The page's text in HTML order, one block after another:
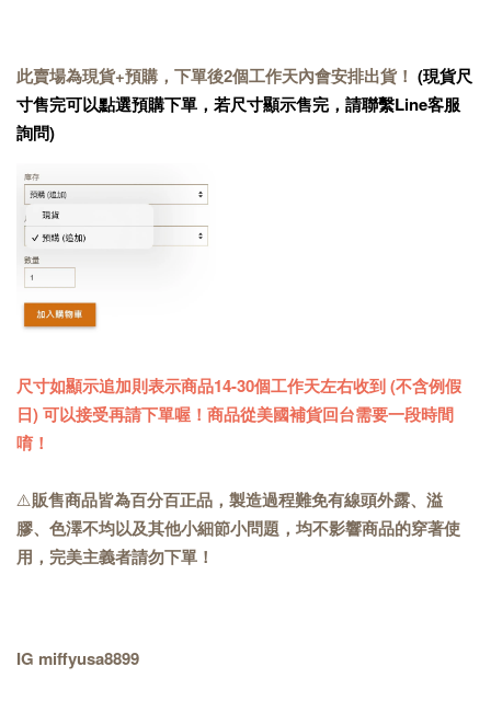
此賣場為現貨+預購，下單後2個工作天內會安排出貨！ (現貨尺
寸售完可以點選預購下單，若尺寸顯示售完，請聯繫Line客服
詢問)
尺寸如顯示追加則表示商品14-30個工作天左右收到 (不含例假
日) 可以接受再請下單喔！商品從美國補貨回台需要一段時間
唷！
⚠️販售商品皆為百分百正品，製造過程難免有線頭外露、溢
膠、色澤不均以及其他小細節小問題，均不影響商品的穿著使
用，完美主義者請勿下單！
IG miffyusa8899